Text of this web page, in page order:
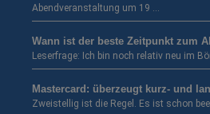
Abendveranstaltung um 19 …
Wann ist der beste Zeitpunkt zum
Leserfrage: Ich bin noch relativ neu im
Mastercard: überzeugt kurz- und
Zweistellig ist die Regel. Es ist schon